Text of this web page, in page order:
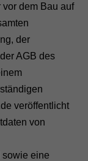
vor dem Bau auf
der
AGB des
veröffentlicht
von
sowie eine